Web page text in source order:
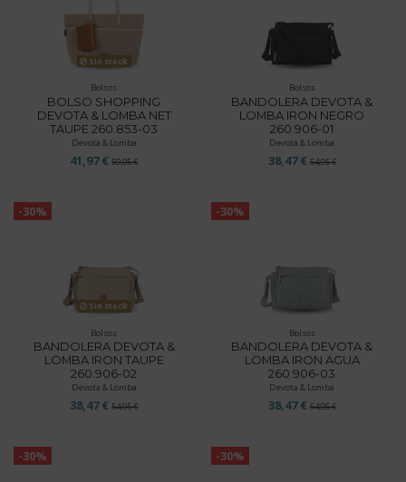
Sin stock
Bolsos
BOLSO SHOPPING
DEVOTA & LOMBA NET
TAUPE 260.853-03
Devota & Lomba
41,97 €59,95 €
Bolsos
BANDOLERA DEVOTA &
LOMBA IRON NEGRO
260.906-01
Devota & Lomba
38,47 € 54,95 €
-30%
Sin stock
Bolsos
BANDOLERA DEVOTA &
LOMBA IRON TAUPE
260.906-02
Devota & Lomba
38,47 €54,95 €
-30%
Bolsos
BANDOLERA DEVOTA &
LOMBA IRON AGUA
260.906-03
Devota & Lomba
38,47 € 54,95 €
-30% -30%